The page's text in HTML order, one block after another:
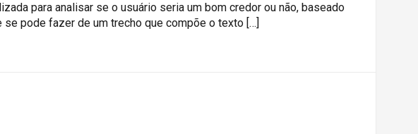
para analisar se o usuário seria um bom credor ou não, baseado
pode fazer de um trecho que compõe o texto […]